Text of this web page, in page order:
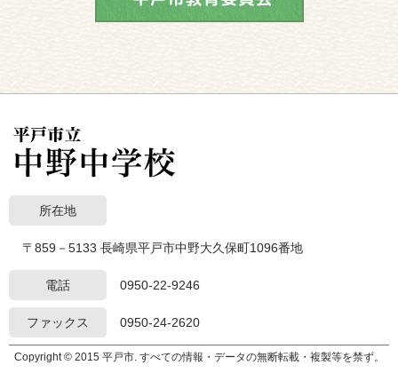
所在地
〒859－5133 長崎県平戸市中野大久保町1096番地
電話 0950-22-9246
ファックス 0950-24-2620
Copyright © 2015 平戸市. すべての情報・データの無断転載・複製等を禁ず。